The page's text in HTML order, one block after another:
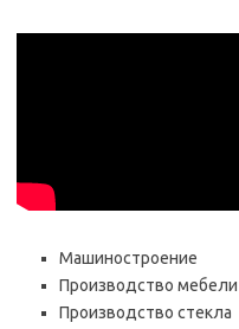
Машиностроение
Производство мебели
Производство стекла